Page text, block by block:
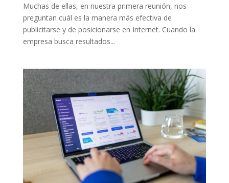
Muchas de ellas, en nuestra primera reunión, nos
preguntan cuál es la manera más efectiva de
publicitarse y de posicionarse en Internet. Cuando la
empresa busca resultados...